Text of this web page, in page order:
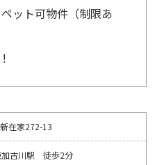
ット可物件（制限あ
在家272-13
古川駅 徒歩2分